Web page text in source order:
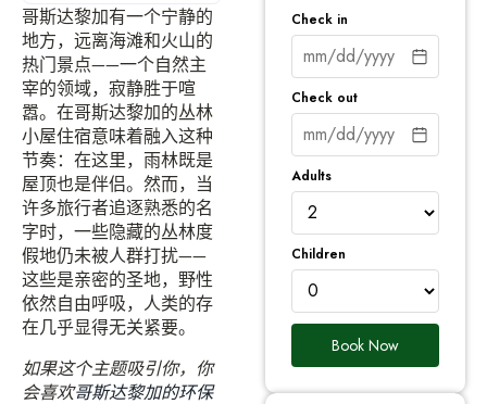
哥斯达黎加有一个宁静的
地方，远离海滩和火山的
热门景点——一个自然主
宰的领域，寂静胜于喧
嚣。在哥斯达黎加的丛林
小屋住宿意味着融入这种
节奏：在这里，雨林既是
屋顶也是伴侣。然而，当
许多旅行者追逐熟悉的名
字时，一些隐藏的丛林度
假地仍未被人群打扰——
这些是亲密的圣地，野性
依然自由呼吸，人类的存
在几乎显得无关紧要。
如果这个主题吸引你，你
会喜欢哥斯达黎加的环保
Check in
Check out
Adults
Children
Book Now